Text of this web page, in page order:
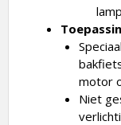
motor
Niet